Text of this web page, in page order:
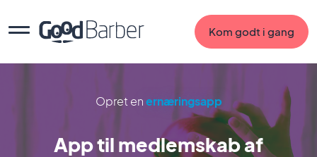
Kom godt i gang
Opret enernæringsapp
App til medlemskab af